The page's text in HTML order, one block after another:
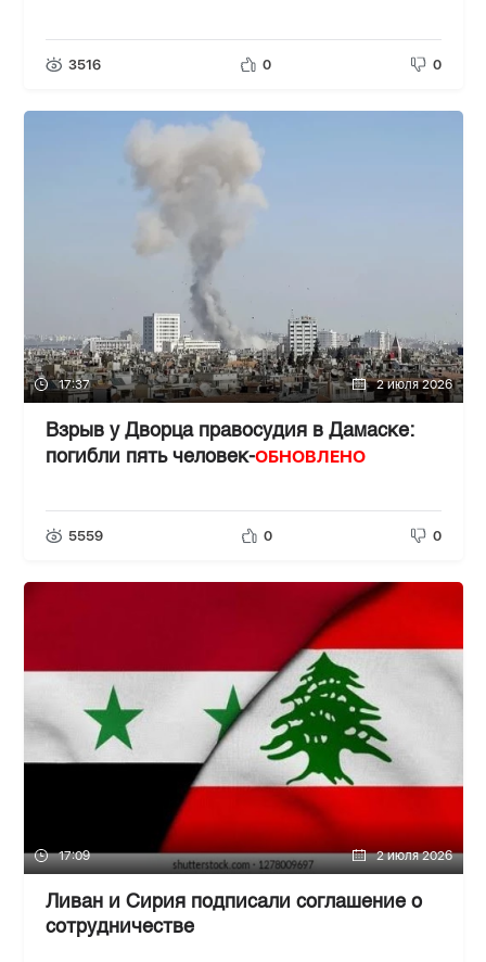
3516 0 0
17:37 2 июля 2026
Взрыв у Дворца правосудия в Дамаске:
погибли пять человек-ОБНОВЛЕНО
5559 0 0
17:09 2 июля 2026
Ливан и Сирия подписали соглашение о
сотрудничестве